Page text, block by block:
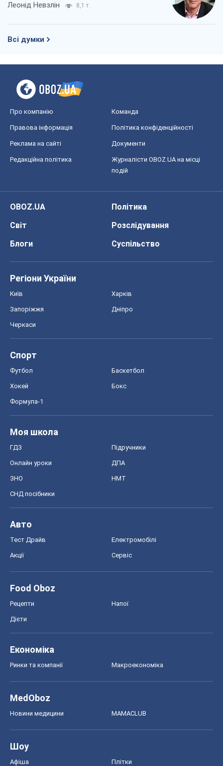
Леонід Невзлін 8,1 т.
Всі думки
Про компанію Команда
Правова інформація Політика конфіденційності
Реклама на сайті Документи
Редакційна політика
Журналісти OBOZ.UA на місці
подій
OBOZ.UA
Політика
Світ
Розслідування
Блоги
Суспільство
Регіони України
Київ Харків
Запоріжжя Дніпро
Черкаси
Спорт
Футбол Баскетбол
Хокей Бокс
Формула-1
Моя школа
ГДЗ Підручники
Онлайн уроки ДПА
ЗНО НМТ
СНД посібники
Авто
Тест Драйв Електромобілі
Акції Сервіс
Food Oboz
Рецепти Напої
Дієти
Економіка
Ринки та компанії Макроекономіка
MedOboz
Новини медицини MAMACLUB
Шоу
Афіша Плітки